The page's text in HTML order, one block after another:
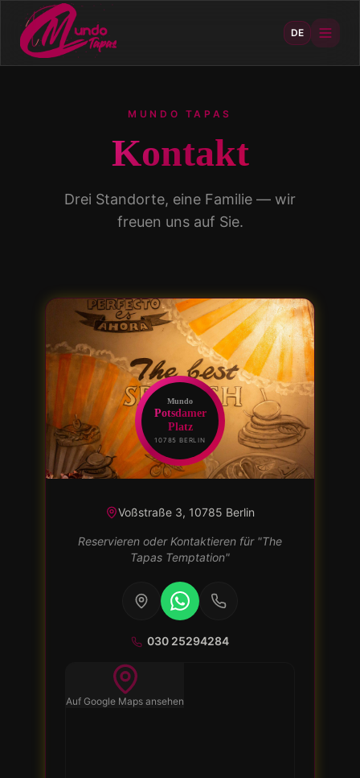
DE
MUNDO TAPAS
Kontakt
Drei Standorte, eine Familie — wir
freuen uns auf Sie.
Mundo
Potsdamer
Platz
10785 BERLIN
Voßstraße 3, 10785 Berlin
Reservieren oder Kontaktieren für"The
Tapas Temptation"
030 25294284
Auf Google Maps ansehen